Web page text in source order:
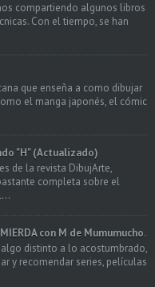
compartiendo algunos libros
Con el tiempo, se han
que enseña a como dibujar
el manga japonés, el cómic
"H" (Actualizado)
de la revista DibujArte,
completa sobre el
con M de Mumumucho.
distinto a lo acostumbrado,
y recomendar series, películas